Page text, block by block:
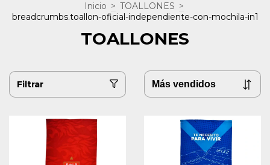
Inicio > TOALLONES >
breadcrumbs.toallon-oficial-independiente-con-mochila-in1
TOALLONES
Filtrar